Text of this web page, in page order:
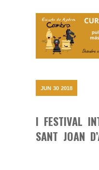
JUN 30 2018
I FESTIVAL
SANT JOAN